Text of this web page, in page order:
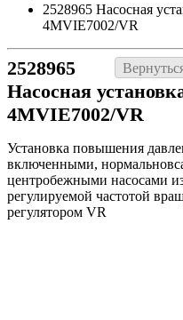
2528965 Насосная
4MVIE7002/VR
2528965
Насосная
4MVIE7002/VR
Установка повышения
включенными,
центробежными насосами
регулируемой частотой
регулятором VR